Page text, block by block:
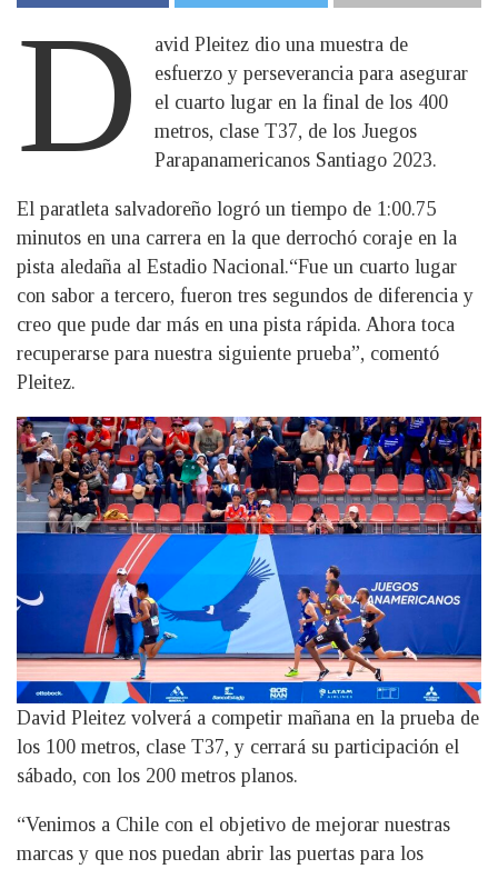
D
avid Pleitez dio una muestra de
esfuerzo y perseverancia para asegurar
el cuarto lugar en la final de los 400
metros, clase T37, de los Juegos
Parapanamericanos Santiago 2023.
El paratleta salvadoreño logró un tiempo de 1:00.75
minutos en una carrera en la que derrochó coraje en la
pista aledaña al Estadio Nacional.“Fue un cuarto lugar
con sabor a tercero, fueron tres segundos de diferencia y
creo que pude dar más en una pista rápida. Ahora toca
recuperarse para nuestra siguiente prueba”, comentó
Pleitez.
David Pleitez volverá a competir mañana en la prueba de
los 100 metros, clase T37, y cerrará su participación el
sábado, con los 200 metros planos.
“Venimos a Chile con el objetivo de mejorar nuestras
marcas y que nos puedan abrir las puertas para los